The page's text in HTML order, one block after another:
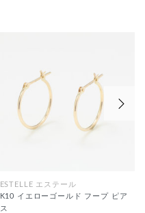
ESTELLE エステール
K10 イエローゴールド フープ ピア
ス